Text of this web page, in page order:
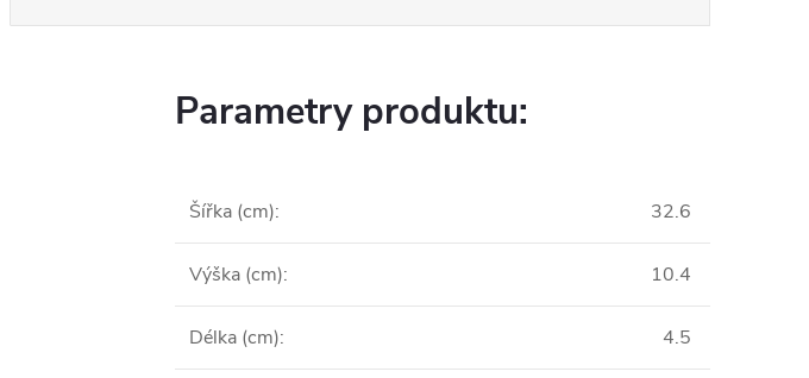
Parametry produktu:
Šířka (cm): 32.6
Výška (cm): 10.4
Délka (cm): 4.5